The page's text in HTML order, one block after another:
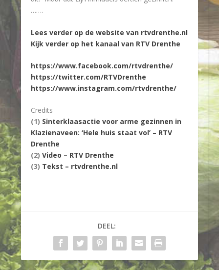
…….
Lees verder op de website van rtvdrenthe.nl
Kijk verder op het kanaal van RTV Drenthe
https://www.facebook.com/rtvdrenthe/
https://twitter.com/RTVDrenthe
https://www.instagram.com/rtvdrenthe/
Credits
(1) Sinterklaasactie voor arme gezinnen in
Klazienaveen: ‘Hele huis staat vol’ – RTV
Drenthe
(2) Video – RTV Drenthe
(3) Tekst – rtvdrenthe.nl
DEEL: